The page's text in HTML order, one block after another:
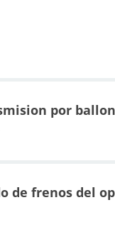
por
de frenos del